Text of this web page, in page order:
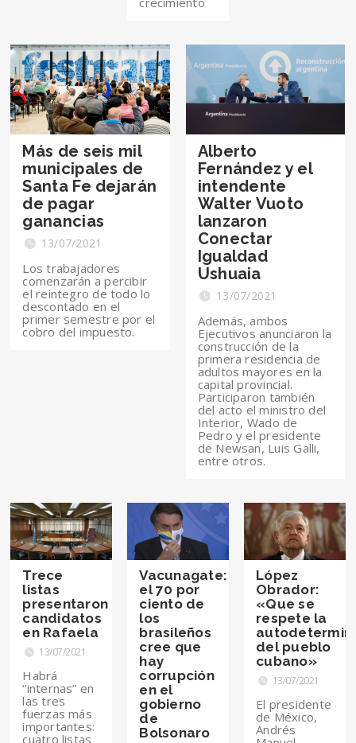
Más de seis mil
municipales de
Santa Fe dejarán
de pagar
ganancias
13/07/2021
Los trabajadores
comenzarán a percibir
el reintegro de todo lo
descontado en el
primer semestre por el
cobro del impuesto.
Alberto
Fernández y el
intendente
Walter Vuoto
lanzaron
Conectar
Igualdad
Ushuaia
13/07/2021
Además, ambos
Ejecutivos anunciaron la
construcción de la
primera residencia de
adultos mayores en la
capital provincial.
Participaron también
del acto el ministro del
Interior, Wado de
Pedro y el presidente
de Newsan, Luis Galli,
entre otros.
Trece
listas
presentaron
candidatos
en Rafaela
13/07/2021
Habrá
“internas” en
las tres
fuerzas más
importantes:
cuatro listas
Vacunagate:
el 70 por
ciento de
los
brasileños
cree que
hay
corrupción
en el
gobierno
de
Bolsonaro
López
Obrador:
«Que se
respete la
del pueblo
cubano»
13/07/2021
El presidente
de México,
Andrés